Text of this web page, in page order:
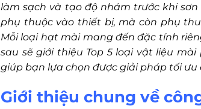
làm sạch và tạo độ nhám trước khi
phụ thuộc vào thiết bị, mà còn phụ
Mỗi loại hạt mài mang đến đặc tính
sau sẽ giới thiệu Top 5 loại vật liệu
giúp bạn lựa chọn được giải pháp tối
Giới thiệu chung về